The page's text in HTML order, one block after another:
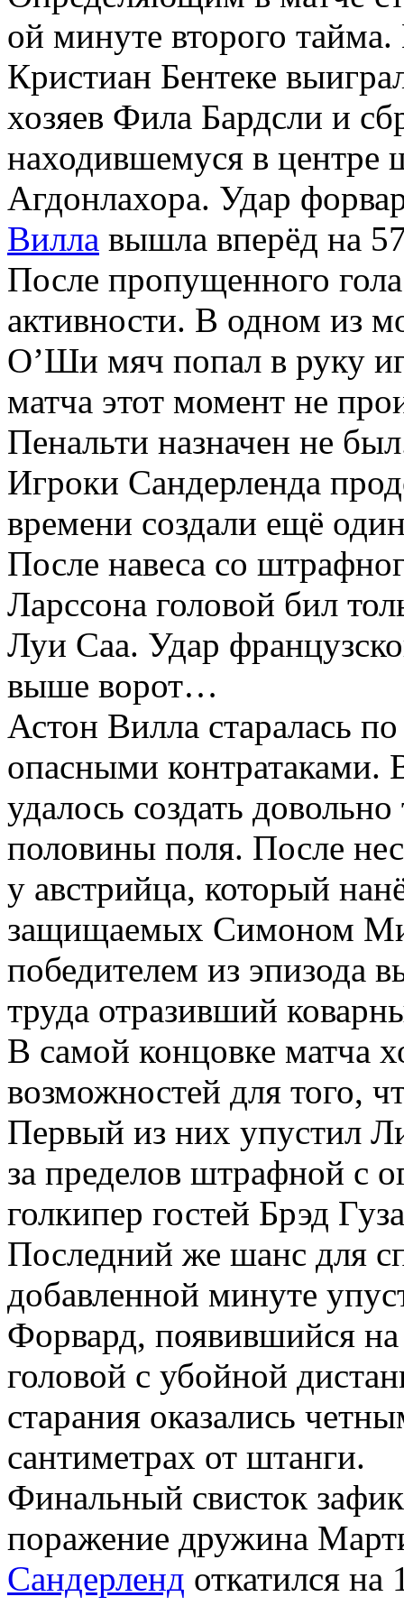
ой минуте второго
Кристиан Бентеке
хозяев Фила Бардсли и
находившемуся в
Агдонлахора. Удар
Вилла вышла вперёд на
После пропущенного
активности. В одном из
О’Ши мяч попал в руку
матча этот момент не
Пенальти назначен не
Игроки Сандерленда
времени создали ещё
После навеса со
Ларссона головой бил
Луи Саа. Удар
выше ворот…
Астон Вилла старалась
опасными контратаками.
удалось создать
половины поля. После
у австрийца, который
защищаемых Симоном
победителем из эпизода
труда отразивший
В самой концовке матча
возможностей для того,
Первый из них упустил
за пределов штрафной с
голкипер гостей Брэд
Последний же шанс для
добавленной минуте
Форвард, появившийся
головой с убойной
старания оказались
сантиметрах от штанги.
Финальный свисток
поражение дружина
Сандерленд откатился